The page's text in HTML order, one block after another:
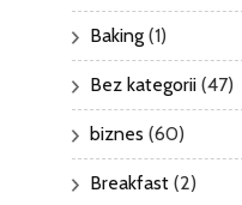
Baking (1)
Bez kategorii (47)
biznes (60)
Breakfast (2)